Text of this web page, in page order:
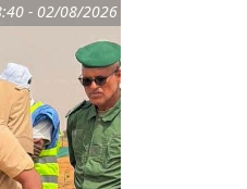
02/08/2026 - 18:40